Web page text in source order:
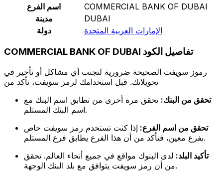
اسم الفرع
COMMERCIAL BANK OF DUBAI
مدينة
DUBAI
دولة
الإمارات العربية المتحدة
COMMERCIAL BANK OF DUBAI تفاصيل الكود
رموز سويفت الصحيحة ضرورية لتجنب أي مشاكل أو تأخير في
تحويلاتك. قبل استخدامك لرمز سويفت، تأكد من
تحقق من البنك: تحقق مرة أخرى من تطابق اسم البنك مع
اسم البنك المستلم.
تحقق من اسم الفرع: إذا كنت تستخدم رمز سويفت خاص
بفرع معين، فتأكد من أن هذا الفرع يطابق فرع المستلم.
تأكيد البلد: لدى البنوك مواقع في جميع أنحاء العالم. تحقق
من أن رمز سويفت يتوافق مع بلد البنك الوجهة.